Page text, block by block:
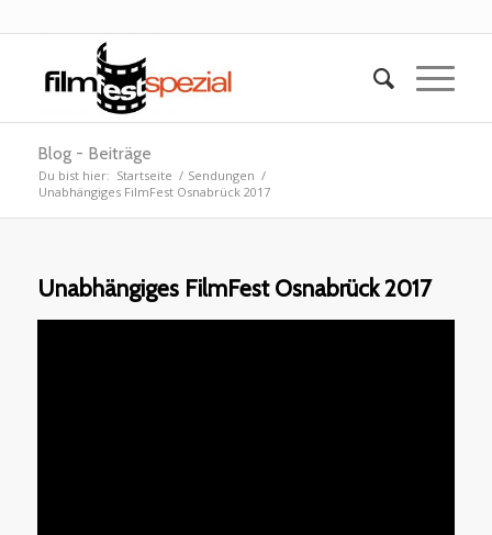
Blog - Beiträge
Du bist hier: Startseite / Sendungen /
Unabhängiges FilmFest Osnabrück 2017
Unabhängiges FilmFest Osnabrück 2017